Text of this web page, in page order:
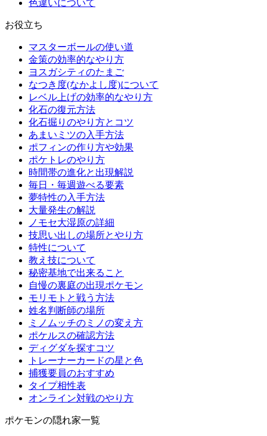
色違いについて
お役立ち
マスターボールの使い道
金策の効率的なやり方
ヨスガシティのたまご
なつき度(なかよし度)について
レベル上げの効率的なやり方
化石の復元方法
化石掘りのやり方とコツ
あまいミツの入手方法
ポフィンの作り方や効果
ポケトレのやり方
時間帯の進化と出現解説
毎日・毎週遊べる要素
夢特性の入手方法
大量発生の解説
ノモセ大湿原の詳細
技思い出しの場所とやり方
特性について
教え技について
秘密基地で出来ること
自慢の裏庭の出現ポケモン
モリモトと戦う方法
姓名判断師の場所
ミノムッチのミノの変え方
ポケルスの確認方法
ディグダを探すコツ
トレーナーカードの星と色
捕獲要員のおすすめ
タイプ相性表
オンライン対戦のやり方
ポケモンの隠れ家一覧